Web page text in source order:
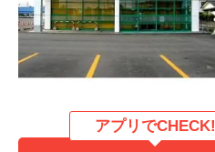
アプリでCHECK!